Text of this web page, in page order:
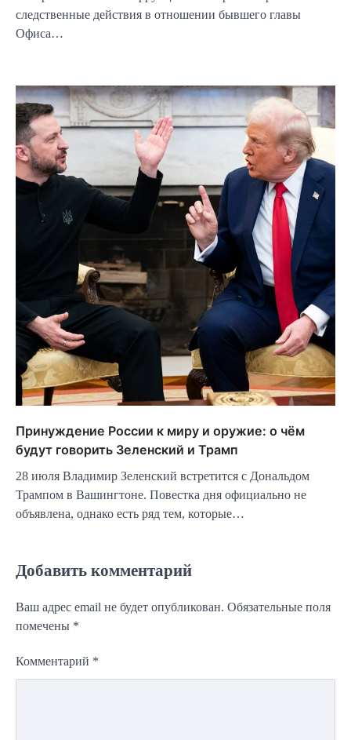
следственные действия в отношении бывшего главы
Офиса…
Принуждение России к миру и оружие: о чём
будут говорить Зеленский и Трамп
28 июля Владимир Зеленский встретится с Дональдом
Трампом в Вашингтоне. Повестка дня официально не
объявлена, однако есть ряд тем, которые…
Добавить комментарий
Ваш адрес email не будет опубликован. Обязательные поля
помечены *
Комментарий *